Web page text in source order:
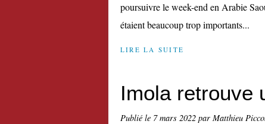
poursuivre le week-end en Arabie
étaient beaucoup trop importants...
LIRE LA SUITE
Imola retrouve
Publié le 7 mars 2022 par Matthieu